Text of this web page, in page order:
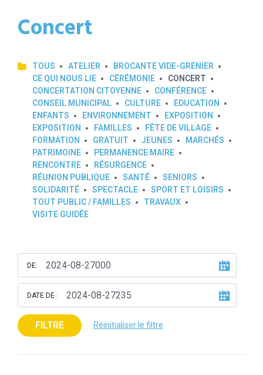
Concert
TOUS ATELIER
BROCANTE VIDE-GRENIER
CE QUI NOUS LIE
CÉRÉMONIE
CONCERT
CONCERTATION CITOYENNE
CONFÉRENCE
CONSEIL MUNICIPAL
CULTURE
EDUCATION
ENFANTS
ENVIRONNEMENT
EXPOSITION
EXPOSITION
FAMILLES
FÊTE DE VILLAGE
FORMATION
GRATUIT JEUNES
MARCHÉS
PATRIMOINE
PERMANENCE MAIRE
RENCONTRE
RÉSURGENCE
RÉUNION PUBLIQUE
SANTÉ
SENIORS
SOLIDARITÉ
SPECTACLE
SPORT ET LOISIRS
TOUT PUBLIC / FAMILLES
TRAVAUX
VISITE GUIDÉE
DE:
DATE DE :
FILTRE Réinitialiser le filtre